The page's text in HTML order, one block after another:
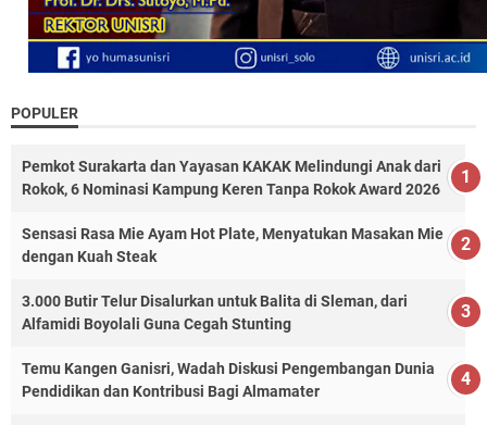
POPULER
Pemkot Surakarta dan Yayasan KAKAK Melindungi Anak dari
Rokok, 6 Nominasi Kampung Keren Tanpa Rokok Award 2026
Sensasi Rasa Mie Ayam Hot Plate, Menyatukan Masakan Mie
dengan Kuah Steak
3.000 Butir Telur Disalurkan untuk Balita di Sleman, dari
Alfamidi Boyolali Guna Cegah Stunting
Temu Kangen Ganisri, Wadah Diskusi Pengembangan Dunia
Pendidikan dan Kontribusi Bagi Almamater